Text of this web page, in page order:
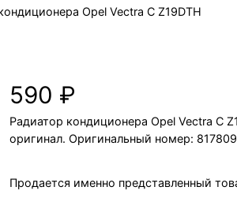
Opel Vectra C Z19DTH
590 ₽
Радиатор кондиционера Opel Vectra C
оригинал. Оригинальный номер:
Продается именно представленный